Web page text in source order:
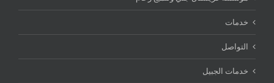
خدمات
التواصل
خدمات الجبيل